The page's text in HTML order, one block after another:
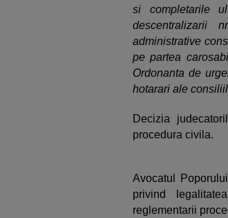
si completarile
descentralizarii
administrative
pe partea
Ordonanta de
hotarari ale
Decizia
procedura civila.
Avocatul
privind
reglementarii